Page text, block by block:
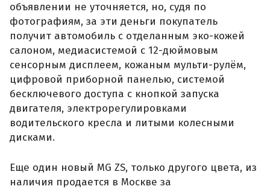
объявлении не уточняется, но, судя по
фотографиям, за эти деньги покупатель
получит автомобиль с отделанным эко-кожей
салоном, медиасистемой с 12-дюймовым
сенсорным дисплеем, кожаным мульти-рулём,
цифровой приборной панелью, системой
бесключевого доступа с кнопкой запуска
двигателя, электрорегулировками
водительского кресла и литыми колесными
дисками.
Еще один новый MG ZS, только другого цвета, из
наличия продается в Москве за